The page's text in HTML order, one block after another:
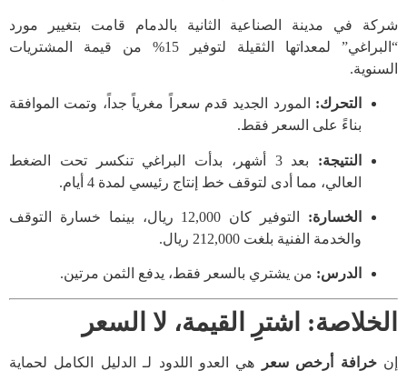
شركة في مدينة الصناعية الثانية بالدمام قامت بتغيير مورد
“البراغي” لمعداتها الثقيلة لتوفير 15% من قيمة المشتريات
السنوية.
التحرك: المورد الجديد قدم سعراً مغرياً جداً، وتمت الموافقة
بناءً على السعر فقط.
النتيجة:
بعد 3 أشهر، بدأت البراغي تنكسر تحت الضغط
العالي، مما أدى لتوقف خط إنتاج رئيسي لمدة 4 أيام.
الخسارة:
التوفير كان 12,000 ريال، بينما خسارة التوقف
والخدمة الفنية بلغت 212,000 ريال.
الدرس: من يشتري بالسعر فقط، يدفع الثمن مرتين.
الخلاصة: اشترِ القيمة، لا السعر
إنخرافة أرخص سعر
هي العدو اللدود لـ الدليل الكامل لحماية